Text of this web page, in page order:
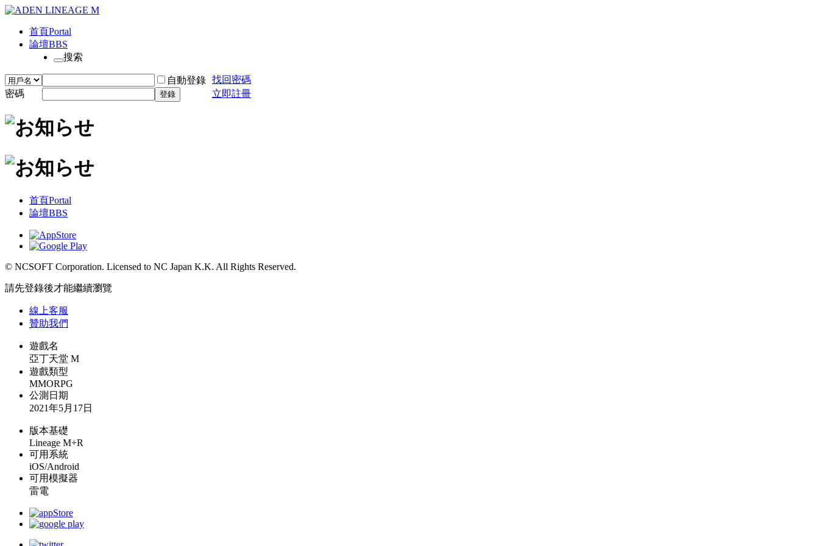
首頁Portal
論壇BBS
搜索
自動登錄 找回密碼
密碼
登錄 立即註冊
首頁Portal
論壇BBS
© NCSOFT Corporation. Licensed to NC Japan K.K. All Rights Reserved.
請先登錄後才能繼續瀏覽
線上客服
贊助我們
遊戲名
亞丁天堂 M
遊戲類型
MMORPG
公測日期
2021年5月17日
版本基礎
Lineage M+R
可用系統
iOS/Android
可用模擬器
雷電